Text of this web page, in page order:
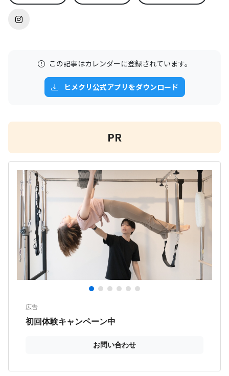
この記事はカレンダーに登録されています。
ヒメクリ公式アプリをダウンロード
PR